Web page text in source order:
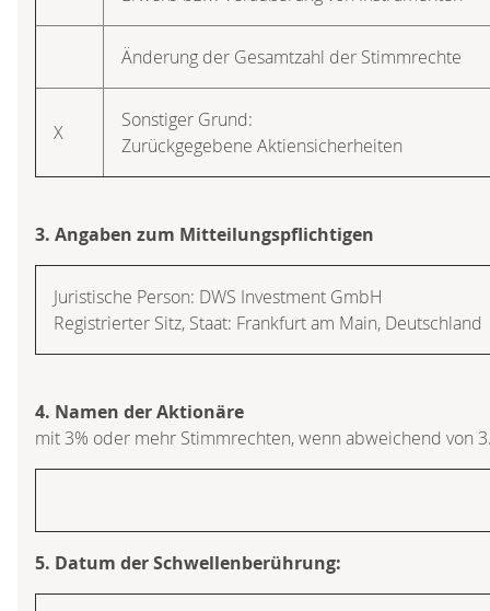
Änderung der Gesamtzahl der Stimmrechte
X
Sonstiger Grund:
Zurückgegebene Aktiensicherheiten
3. Angaben zum Mitteilungspflichtigen
Juristische Person: DWS Investment GmbH
Registrierter Sitz, Staat: Frankfurt am Main, Deutschland
4. Namen der Aktionäre
mit 3% oder mehr Stimmrechten, wenn abweichend von
5. Datum der Schwellenberührung: